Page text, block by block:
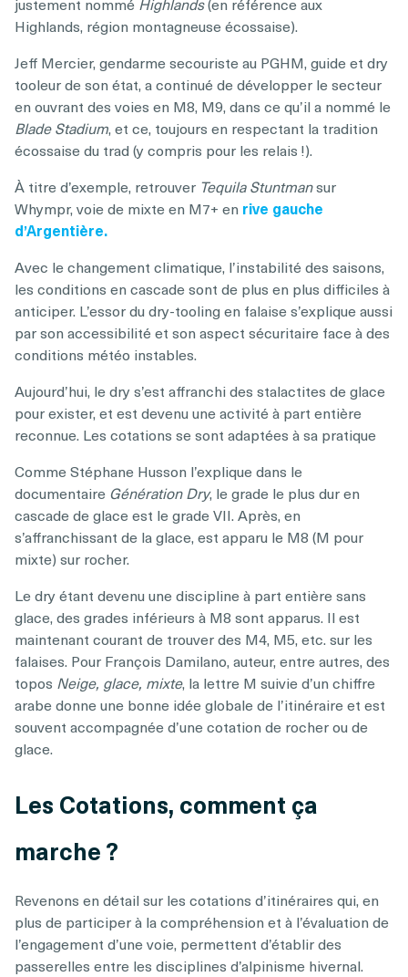
Highlands, région montagneuse écossaise).
Jeff Mercier, gendarme secouriste au PGHM, guide et dry
tooleur de son état, a continué de développer le secteur
en ouvrant des voies en M8, M9, dans ce qu’il a nommé le
Blade Stadium, et ce, toujours en respectant la tradition
écossaise du trad (y compris pour les relais !).
À titre d’exemple, retrouver Tequila Stuntmansur
Whympr, voie de mixte en M7+ en rive gauche
d’Argentière.
Avec le changement climatique, l’instabilité des saisons,
les conditions en cascade sont de plus en plus difficiles à
anticiper. L’essor du dry-tooling en falaise s’explique aussi
par son accessibilité et son aspect sécuritaire face à des
conditions météo instables.
Aujourd’hui, le dry s’est affranchi des stalactites de glace
pour exister, et est devenu une activité à part entière
reconnue. Les cotations se sont adaptées à sa pratique
Comme Stéphane Husson l’explique dans le
documentaire Génération Dry, le grade le plus dur en
cascade de glace est le grade VII. Après, en
s’affranchissant de la glace, est apparu le M8 (M pour
mixte) sur rocher.
Le dry étant devenu une discipline à part entière sans
glace, des grades inférieurs à M8 sont apparus. Il est
maintenant courant de trouver des M4, M5, etc. sur les
falaises. Pour François Damilano, auteur, entre autres, des
topos Neige, glace, mixte, la lettre M suivie d’un chiffre
arabe donne une bonne idée globale de l’itinéraire et est
souvent accompagnée d’une cotation de rocher ou de
glace.
Les Cotations, comment ça
marche ?
Revenons en détail sur les cotations d’itinéraires qui, en
plus de participer à la compréhension et à l’évaluation de
l’engagement d’une voie, permettent d’établir des
passerelles entre les disciplines d’alpinisme hivernal.